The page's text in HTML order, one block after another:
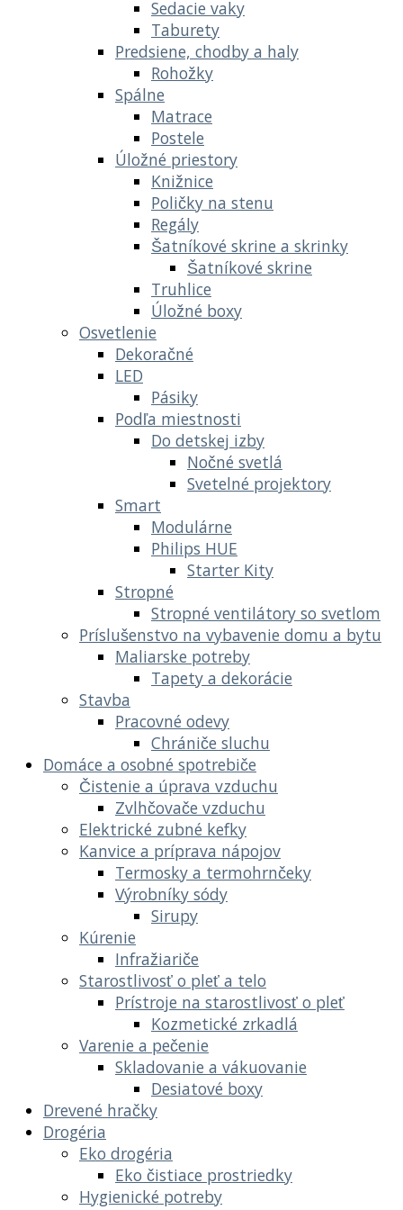
Sedacie vaky
Taburety
Predsiene, chodby a haly
Rohožky
Spálne
Matrace
Postele
Úložné priestory
Knižnice
Poličky na stenu
Regály
Šatníkové skrine a skrinky
Šatníkové skrine
Truhlice
Úložné boxy
Osvetlenie
Dekoračné
LED
Pásiky
Podľa miestnosti
Do detskej izby
Nočné svetlá
Svetelné projektory
Smart
Modulárne
Philips HUE
Starter Kity
Stropné
Stropné ventilátory so svetlom
Príslušenstvo na vybavenie domu a bytu
Maliarske potreby
Tapety a dekorácie
Stavba
Pracovné odevy
Chrániče sluchu
Domáce a osobné spotrebiče
Čistenie a úprava vzduchu
Zvlhčovače vzduchu
Elektrické zubné kefky
Kanvice a príprava nápojov
Termosky a termohrnčeky
Výrobníky sódy
Sirupy
Kúrenie
Infražiariče
Starostlivosť o pleť a telo
Prístroje na starostlivosť o pleť
Kozmetické zrkadlá
Varenie a pečenie
Skladovanie a vákuovanie
Desiatové boxy
Drevené hračky
Drogéria
Eko drogéria
Eko čistiace prostriedky
Hygienické potreby